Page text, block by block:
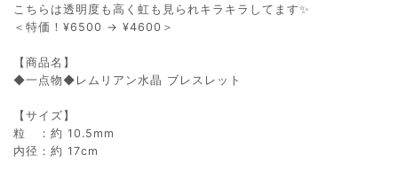
こちらは透明度も高く虹も見られキラキラしてます✨
＜特価！¥6500 → ¥4600＞
【商品名】
◆一点物◆レムリアン水晶 ブレスレット
【サイズ】
粒 ：約 10.5mm
内径：約 17cm